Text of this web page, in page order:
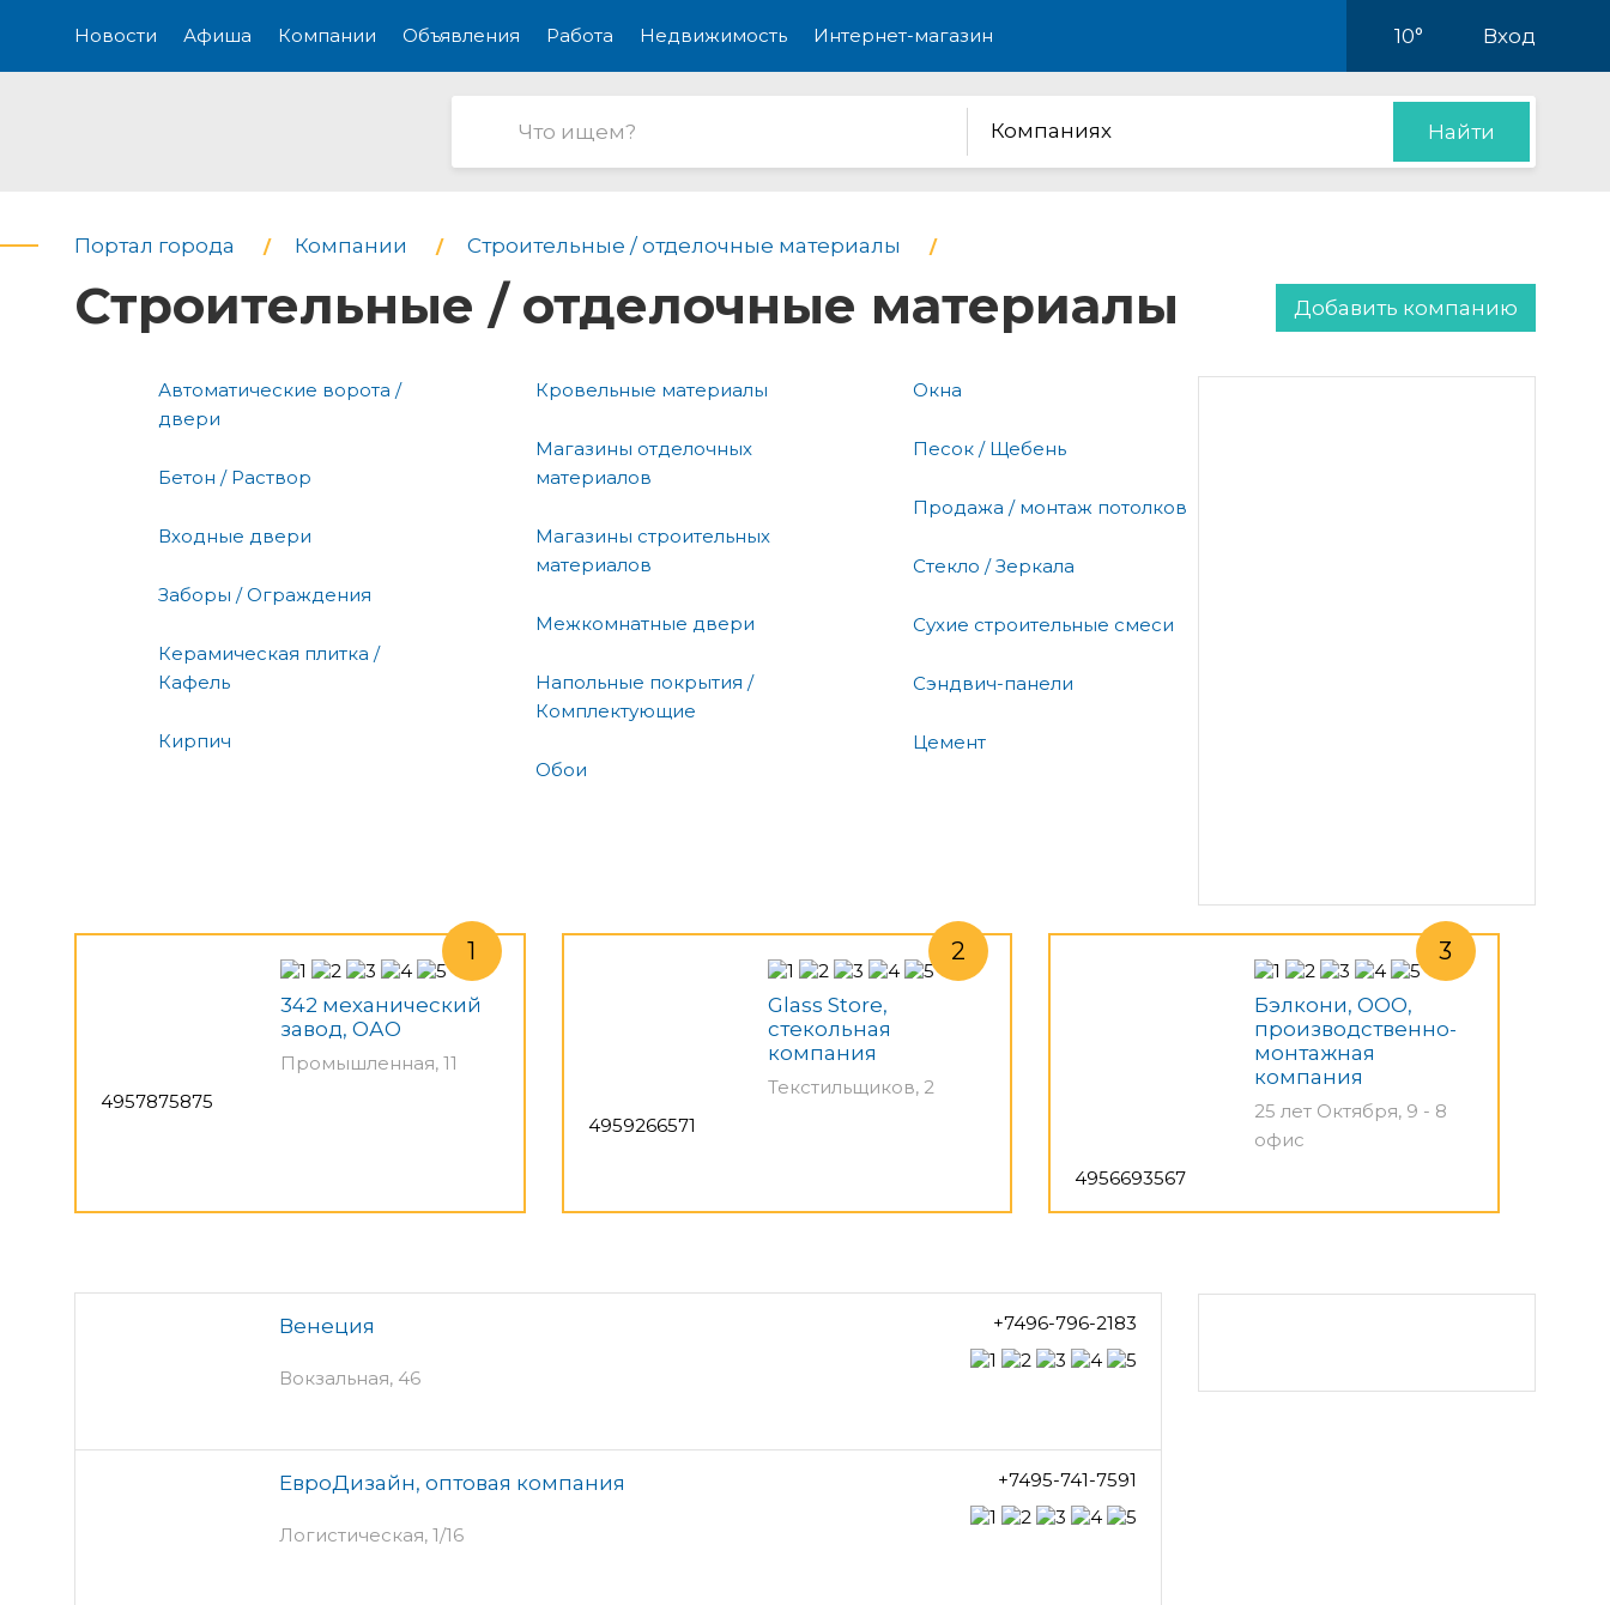
Новости Афиша Компании Объявления Работа Недвижимость Интернет-магазин 10° Вход
Компаниях Найти
Портал города Компании Строительные / отделочные материалы
Строительные / отделочные материалы Добавить компанию
Автоматические ворота /
двери
Бетон / Раствор
Входные двери
Заборы / Ограждения
Керамическая плитка /
Кафель
Кирпич
Кровельные материалы
Магазины отделочных
материалов
Магазины строительных
материалов
Межкомнатные двери
Напольные покрытия /
Комплектующие
Обои
Окна
Песок / Щебень
Продажа / монтаж потолков
Стекло / Зеркала
Сухие строительные смеси
Сэндвич-панели
Цемент
342 механический
завод, ОАО
Промышленная, 11
4957875875
Glass Store,
стекольная
компания
Текстильщиков, 2
4959266571
Бэлкони, ООО,
производственно-
монтажная
компания
25 лет Октября, 9 - 8
офис
4956693567
Венеция
Вокзальная, 46
+7496-796-2183
ЕвроДизайн, оптовая компания
Логистическая, 1/16
+7495-741-7591